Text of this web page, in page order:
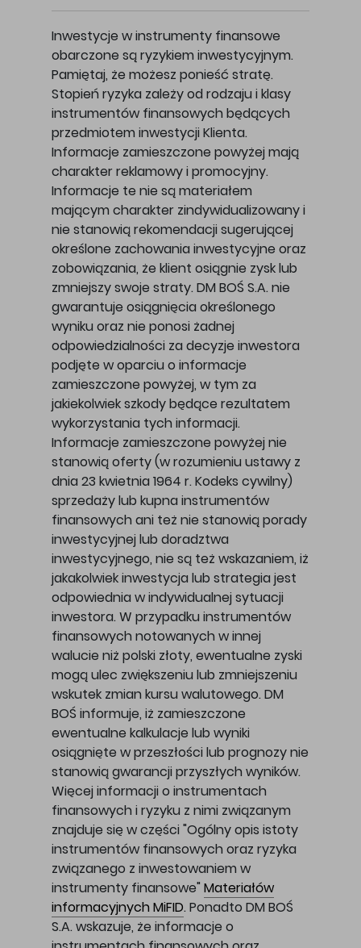
Inwestycje w instrumenty finansowe
obarczone są ryzykiem inwestycyjnym.
Pamiętaj, że możesz ponieść stratę.
Stopień ryzyka zależy od rodzaju i klasy
instrumentów finansowych będących
przedmiotem inwestycji Klienta.
Informacje zamieszczone powyżej mają
charakter reklamowy i promocyjny.
Informacje te nie są materiałem
mającym charakter zindywidualizowany i
nie stanowią rekomendacji sugerującej
określone zachowania inwestycyjne oraz
zobowiązania, że klient osiągnie zysk lub
zmniejszy swoje straty. DM BOŚ S.A. nie
gwarantuje osiągnięcia określonego
wyniku oraz nie ponosi żadnej
odpowiedzialności za decyzje inwestora
podjęte w oparciu o informacje
zamieszczone powyżej, w tym za
jakiekolwiek szkody będące rezultatem
wykorzystania tych informacji.
Informacje zamieszczone powyżej nie
stanowią oferty (w rozumieniu ustawy z
dnia 23 kwietnia 1964 r. Kodeks cywilny)
sprzedaży lub kupna instrumentów
finansowych ani też nie stanowią porady
inwestycyjnej lub doradztwa
inwestycyjnego, nie są też wskazaniem, iż
jakakolwiek inwestycja lub strategia jest
odpowiednia w indywidualnej sytuacji
inwestora. W przypadku instrumentów
finansowych notowanych w innej
walucie niż polski złoty, ewentualne zyski
mogą ulec zwiększeniu lub zmniejszeniu
wskutek zmian kursu walutowego. DM
BOŚ informuje, iż zamieszczone
ewentualne kalkulacje lub wyniki
osiągnięte w przeszłości lub prognozy nie
stanowią gwarancji przyszłych wyników.
Więcej informacji o instrumentach
finansowych i ryzyku z nimi związanym
znajduje się w części "Ogólny opis istoty
instrumentów finansowych oraz ryzyka
związanego z inwestowaniem w
instrumenty finansowe" Materiałów
informacyjnych MiFID. Ponadto DM BOŚ
S.A. wskazuje, że informacje o